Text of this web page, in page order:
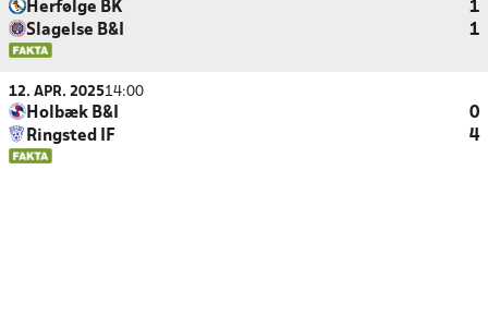
Herfølge BK
1
Slagelse B&I
1
12. APR. 202514:00
Holbæk B&I
0
Ringsted IF
4